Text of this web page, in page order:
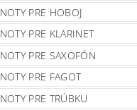
NOTY PRE HOBOJ
NOTY PRE KLARINET
NOTY PRE SAXOFÓN
NOTY PRE FAGOT
NOTY PRE TRÚBKU